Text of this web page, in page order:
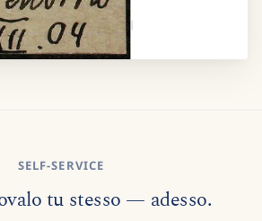
SELF-SERVICE
tu stesso — adesso.